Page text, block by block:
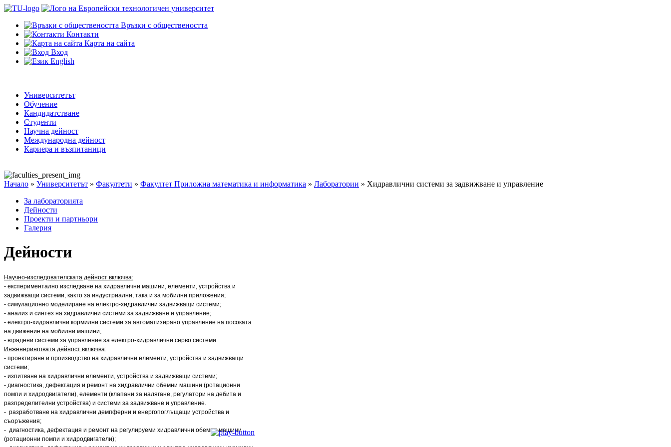
Връзки с обществеността
Контакти
Карта на сайта
Вход
English
Университетът
Обучение
Кандидатстване
Студенти
Научна дейност
Международна дейност
Кариера и възпитаници
Начало » Университетът » Факултети » Факултет Приложна математика и информатика » Лаборатории » Хидравлични системи за задвижване и управление
За лабораторията
Дейности
Проекти и партньори
Галерия
Дейности
Научно-изследователската дейност включва:
- експериментално изследване на хидравлични машини, елементи, устройства и
задвижващи системи, както за индустриални, така и за мобилни приложения;
- симулационно моделиране на електро-хидравлични задвижващи системи;
- анализ и синтез на хидравлични системи за задвижване и управление;
- електро-хидравлични кормилни системи за автоматизирано управление на посоката
на движение на мобилни машини;
- вградени системи за управление за електро-хидравлични серво системи.
Инженеринговата дейност включва:
- проектиране и производство на хидравлични елементи, устройства и задвижващи
системи;
- изпитване на хидравлични елементи, устройства и задвижващи системи;
- диагностика, дефектация и ремонт на хидравлични обемни машини (ротационни
помпи и хидродвигатели), елементи (клапани за налягане, регулатори на дебита и
разпределителни устройства) и системи за задвижване и управление.
- разработване на хидравлични демпферни и енергопоглъщащи устройства и
съоръжения;
- диагностика, дефектация и ремонт на регулируеми хидравлични обемни машини
(ротационни помпи и хидродвигатели);